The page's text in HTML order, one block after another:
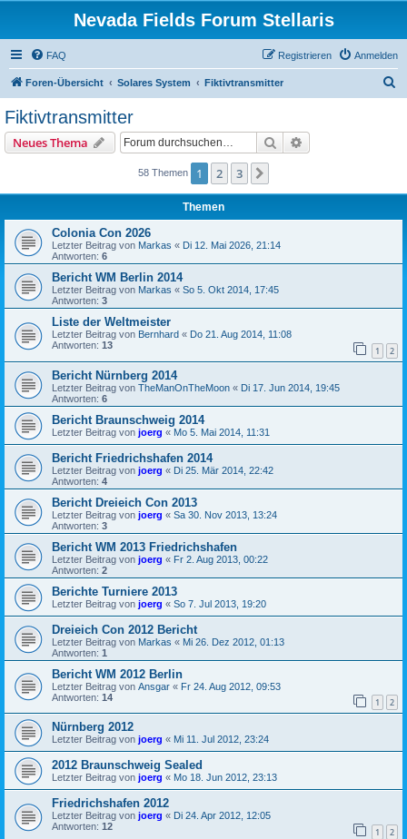
Nevada Fields Forum Stellaris
FAQ Anmelden
Registrieren
Foren-Übersicht Solares System Fiktivtransmitter
Fiktivtransmitter
Neues Thema Suche
58 Themen 1 2 3
Themen
Colonia Con 2026
Letzter Beitrag von Markas « Di 12. Mai 2026, 21:14
Antworten: 6
Bericht WM Berlin 2014
Letzter Beitrag von Markas « So 5. Okt 2014, 17:45
Antworten: 3
Liste der Weltmeister
Letzter Beitrag von Bernhard « Do 21. Aug 2014, 11:08
Antworten: 13 1 2
Bericht Nürnberg 2014
Letzter Beitrag von TheManOnTheMoon « Di 17. Jun 2014, 19:45
Antworten: 6
Bericht Braunschweig 2014
Letzter Beitrag von joerg « Mo 5. Mai 2014, 11:31
Bericht Friedrichshafen 2014
Letzter Beitrag von joerg « Di 25. Mär 2014, 22:42
Antworten: 4
Bericht Dreieich Con 2013
Letzter Beitrag von joerg « Sa 30. Nov 2013, 13:24
Antworten: 3
Bericht WM 2013 Friedrichshafen
Letzter Beitrag von joerg « Fr 2. Aug 2013, 00:22
Antworten: 2
Berichte Turniere 2013
Letzter Beitrag von joerg « So 7. Jul 2013, 19:20
Dreieich Con 2012 Bericht
Letzter Beitrag von Markas « Mi 26. Dez 2012, 01:13
Antworten: 1
Bericht WM 2012 Berlin
Letzter Beitrag von Ansgar « Fr 24. Aug 2012, 09:53
Antworten: 14 1 2
Nürnberg 2012
Letzter Beitrag von joerg « Mi 11. Jul 2012, 23:24
2012 Braunschweig Sealed
Letzter Beitrag von joerg « Mo 18. Jun 2012, 23:13
Friedrichshafen 2012
Letzter Beitrag von joerg « Di 24. Apr 2012, 12:05
Antworten: 12 1 2